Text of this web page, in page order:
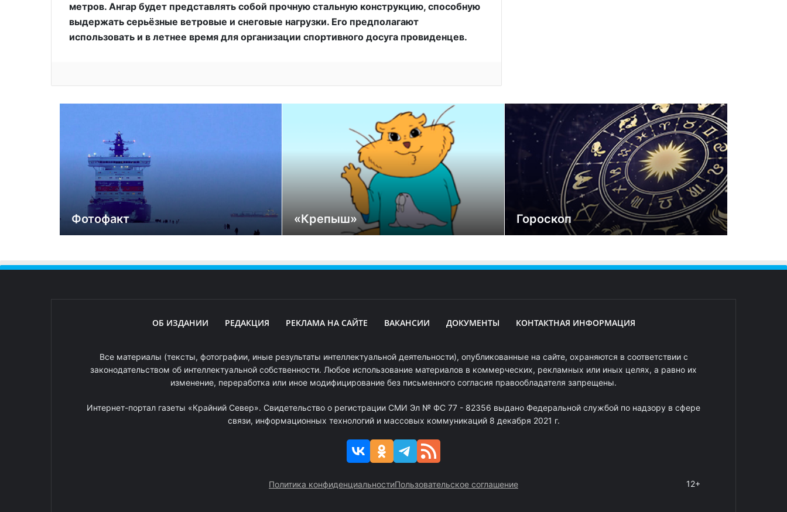
метров. Ангар будет представлять собой прочную стальную конструкцию, способную
выдержать серьёзные ветровые и снеговые нагрузки. Его предполагают
использовать и в летнее время для организации спортивного досуга провиденцев.
Фотофакт «Крепыш» Гороскоп
ОБ ИЗДАНИИ РЕДАКЦИЯ РЕКЛАМА НА САЙТЕ ВАКАНСИИ ДОКУМЕНТЫ КОНТАКТНАЯ ИНФОРМАЦИЯ
Все материалы (тексты, фотографии, иные результаты интеллектуальной деятельности), опубликованные на сайте, охраняются в соответствии с
законодательством об интеллектуальной собственности. Любое использование материалов в коммерческих, рекламных или иных целях, а равно их
изменение, переработка или иное модифицирование без письменного согласия правообладателя запрещены.
Интернет-портал газеты «Крайний Север». Свидетельство о регистрации СМИ Эл № ФС 77 - 82356 выдано Федеральной службой по надзору в сфере
связи, информационных технологий и массовых коммуникаций 8 декабря 2021 г.
Политика конфиденциальностиПользовательское соглашение 12+